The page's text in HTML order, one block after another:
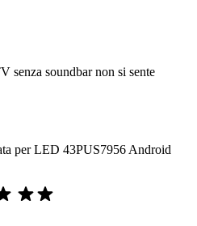
senza soundbar non si sente
per LED 43PUS7956 Android